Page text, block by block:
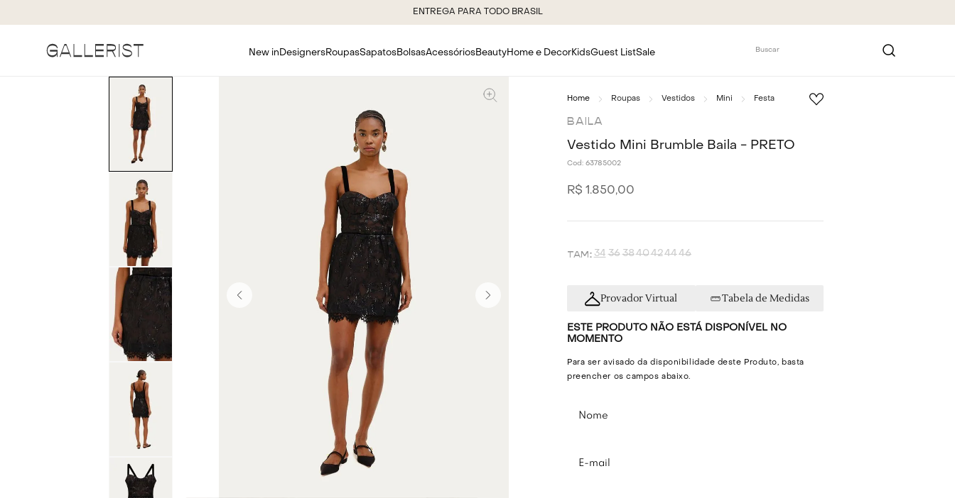
ENTREGA PARA TODO BRASIL
New in DesignersRoupasSapatosBolsasAcessóriosBeautyHome e DecorKidsGuest ListSale
Buscar
Roupas Vestidos Mini Festa
BAILA
Vestido Mini Brumble Baila - PRETO
Cod: 63785002
R$ 1 .850,00
34 36 3840424446
Provador Virtual Tabela de Medidas
ESTE PRODUTO NÃO ESTÁ DISPONÍVEL NO
MOMENTO
Para ser avisado da disponibilidade deste Produto, basta
preencher os campos abaixo.